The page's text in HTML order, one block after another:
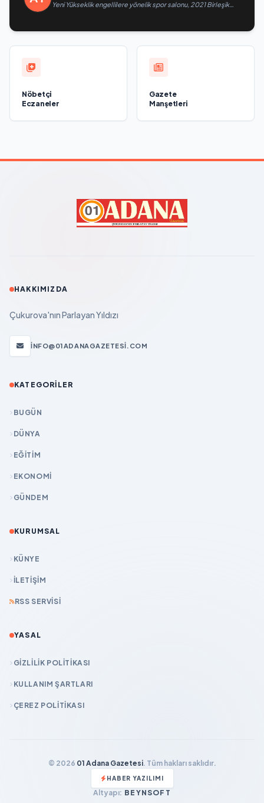
Yeni Yükseklik engellilere yönelik spor salonu, 2021 Birleşik
Nöbetçi
Eczaneler
Gazete
Manşetleri
HAKKIMIZDA
Çukurova'nın Parlayan Yıldızı
INFO@01ADANAGAZETESI.COM
KATEGORILER
BUGÜN
DÜNYA
EĞİTİM
EKONOMİ
GÜNDEM
KURUMSAL
KÜNYE
İLETIŞIM
RSS SERVISI
YASAL
GIZLILIK POLITIKASI
KULLANIM ŞARTLARI
ÇEREZ POLITIKASI
© 2026 01 Adana Gazetesi. Tüm hakları saklıdır.
HABER YAZILIMI
Altyapı: BEYNSOFT